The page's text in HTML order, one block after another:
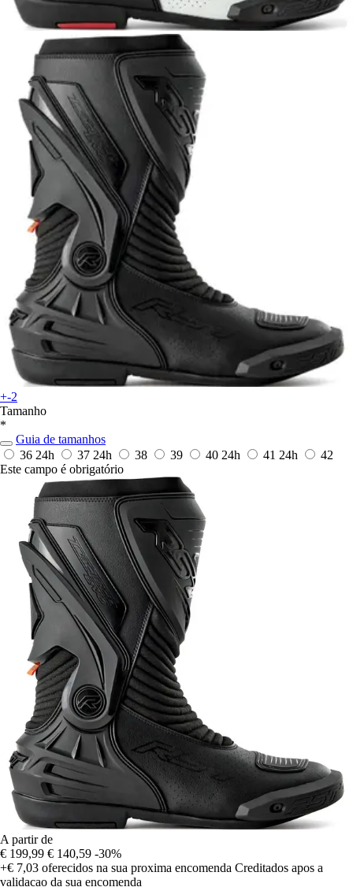
+-2
Tamanho
*
Guia de tamanhos
36 24h 37 24h 38 39 40 24h 41 24h
42
Este campo é obrigatório
A partir de
€ 199,99 € 140,59 -30%
+€ 7,03 oferecidos na sua proxima encomenda Creditados apos a
validacao da sua encomenda